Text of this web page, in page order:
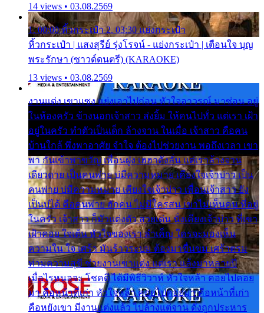
14 views • 03.08.2569
1. 00:00 หิ้วกระเป๋า 2. 03:30 แย่งกระเป๋า
หิ้วกระเป๋า | แสงสุรีย์ รุ่งโรจน์ - แย่งกระเป๋า | เตือนใจ บุญ
พระรักษา (ซาวด์ดนตรี) (KARAOKE)
13 views • 03.08.2569
งานแต่ง เขาแซง แย่งเอาไปก่อน หัวใจอาวรณ์ มาซ่อน อยู่
ในห้องครัว ข้างนอกเจ้าสาว ส่งยิ้ม ให้คนไปทั่ว แต่เรา เฝ้า
อยู่ในครัว ทำตัวเป็นเด็ก ล้างจาน ในเมื่อ เจ้าสาว คือคน
บ้านใกล้ พึ่งพาอาศัย จำใจ ต้องไปช่วยงาน พอถึงเวลา เขา
พา กันเข้าพาขวัญ เพื่อนฝูง เฮฮาดังลั่น แต่เราล้างจาน
เดียวดาย เป็นคนพ่าย บ่มีความหมาย เคียงใจเจ้าบ่าว เป็น
คนพ่าย บ่มีความหมาย เคียงใจเจ้าบ่าว เพื่อนเจ้าสาว ยัง
เป็นบ่ได้ คือคนพ่าย ฮักคน ไม่มีใครสน เขาไม่เห็นคน ที่อยู่
ในครัว เจ้าสาว ก็มัวแต่งตัว สวยเด่น นั่งเคียงเจ้าบ่าว ที่เขา
เฝ้าคอย ใจเต้น หัวใจของเรา ลำเค็ญ ใครจะมองเห็น
ความใน ใจ เศร้า มันร้าวระบม ต้องมาขื่นขม เศร้าตรม
ท่ามความสุขี ช่วยงานเขาแต่ง แต่เรา แล้งมาหลายปี
เมื่อไรหนอจะ โชคดี ได้มีพิธีวิวาห์ หัวใจหล้า คอยไปคอย
มา คือหน้าที่เก่า หัวใจหล้า คอยไปคอยมา คือหน้าที่เก่า
คือหยังเขา มีงานแต่งแล้ว ไปล้างแต่จาน ดั่งถูกประหาร